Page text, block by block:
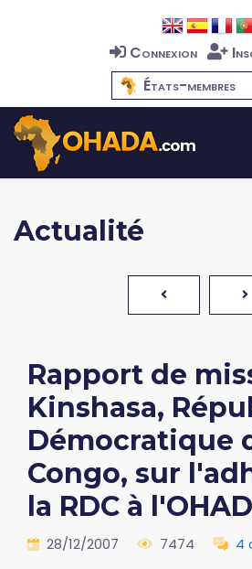
Connexion
États-membres
Actualité
Rapport de
Kinshasa,
Démocratique
Congo, sur
la RDC à
28/12/2007 7474
4